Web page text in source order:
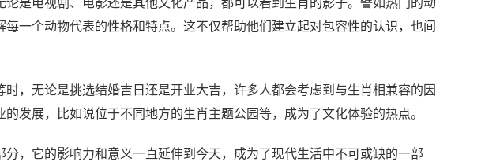
一个动物代表的性格和特点。这不仅帮助他们建立起对包容性的认识，也间
，无论是挑选结婚吉日还是开业大吉，许多人都会考虑到与生肖相兼容的因
发展，比如说位于不同地方的生肖主题公园等，成为了文化体验的热点。
，它的影响力和意义一直延伸到今天，成为了现代生活中不可或缺的一部